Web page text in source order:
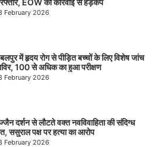
February 2026
में हृदय रोग से पीड़ित बच्चों के लिए विशेष जांच
100 से अधिक का हुआ परीक्षण
February 2026
दर्शन से लौटते वक्त नवविवाहिता की संदिग्ध
ससुराल पक्ष पर हत्या का आरोप
February 2026